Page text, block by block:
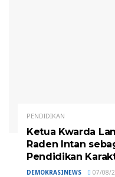
PENDIDIKAN
Ketua Kwarda
Raden Intan
Pendidikan
DEMOKRASINEWS 07/08/